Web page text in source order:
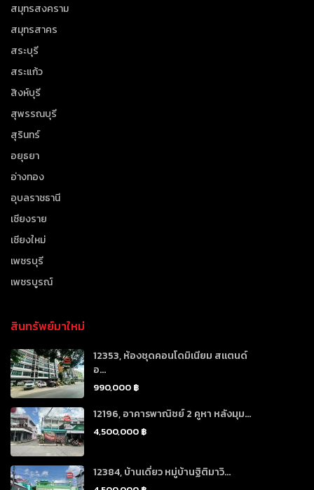
สมุทรสงคราม
สมุทรสาคร
สระบุรี
สระแก้ว
สิงห์บุรี
สุพรรณบุรี
สุรินทร์
อยุธยา
อ่างทอง
อุบลราชธานี
เชียงราย
เชียงใหม่
เพชรบุรี
เพชรบูรณ์
สินทรัพย์มาใหม่
12353, ห้องชุดคอนโดมิเนียม สแตนด์
อ...
990,000 ฿
12196, อาคารพาณิชย์ 2 คูหา หลังมุม...
4,500,000 ฿
12384, บ้านเดี่ยว หมู่บ้านฐิติมาวิ...